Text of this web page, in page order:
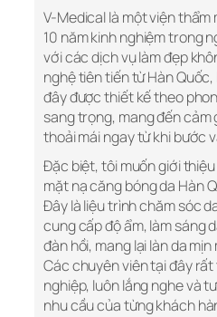
V-Medical là một viện
10 năm kinh nghiệm trong
với các dịch vụ làm đẹp
nghệ tiên tiến từ Hàn
đây được thiết kế theo
sang trọng, mang đến cảm
thoải mái ngay từ khi bước
Đặc biệt, tôi muốn giới
mặt nạ căng bóng da Hàn
Đây là liệu trình chăm sóc
cung cấp độ ẩm, làm sáng
đàn hồi, mang lại làn da
Các chuyên viên tại đây
nghiệp, luôn lắng nghe và
nhu cầu của từng khách